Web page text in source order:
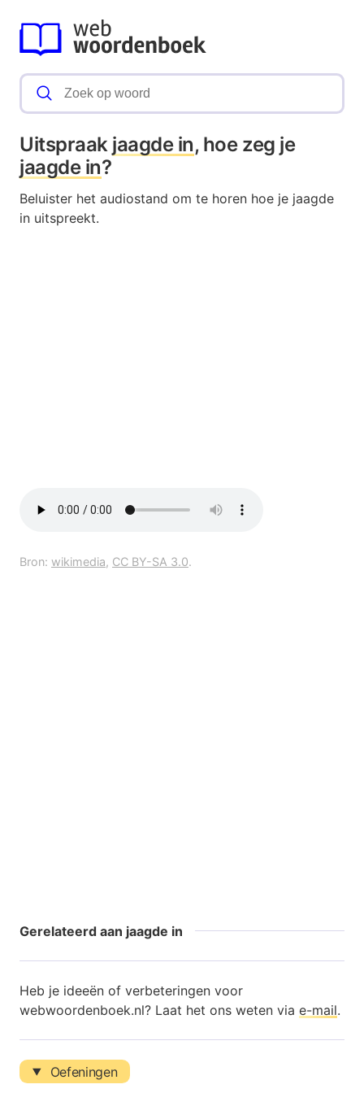
Uitspraak jaagde in, hoe zeg je
jaagde in?
Beluister het audiostand om te horen hoe je jaagde
in uitspreekt.
Bron: wikimedia, CC BY-SA 3.0.
Gerelateerd aan jaagde in
Heb je ideeën of verbeteringen voor
webwoordenboek.nl? Laat het ons weten via e-mail.
Oefeningen